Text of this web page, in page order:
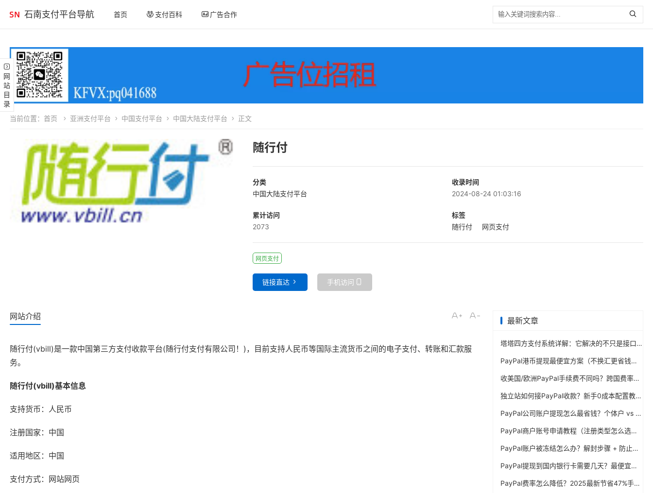
石南支付平台导航 首页 支付百科 广告合作
网站目录
当前位置： 首页 亚洲支付平台 中国支付平台 中国大陆支付平台 正文
随行付
分类
中国大陆支付平台
收录时间
2024-08-24 01:03:16
累计访问
2073
标签
随行付
网页支付
网页支付
链接直达 手机访问
网站介绍
随行付(vbill)是一款中国第三方支付收款平台(随行付支付有限公司！)，目前支持人民币等国际主流货币之间的电子支付、转账和汇款服
务。
随行付(vbill)基本信息
支持货币：人民币
注册国家：中国
适用地区：中国
支付方式：网站网页
最新文章
塔塔四方支付系统详解：它解决的不只是接口对接问题
PayPal港币提现最便宜方案（不换汇更省钱）
收美国/欧洲PayPal手续费不同吗？跨国费率表曝光
独立站如何接PayPal收款？新手0成本配置教程
PayPal公司账户提现怎么最省钱？个体户 vs 公司对比
PayPal商户账号申请教程（注册类型怎么选？避坑指南）
PayPal账户被冻结怎么办？解封步骤 + 防止再次限制指南
PayPal提现到国内银行卡需要几天？最便宜的方法公布
PayPal费率怎么降低？2025最新节省47%手续费方案